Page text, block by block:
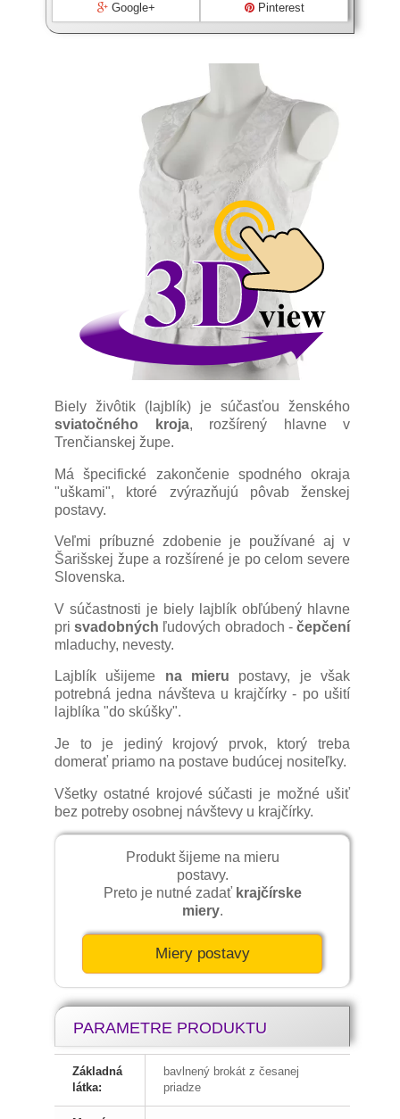
Google+ Pinterest
Biely živôtik (lajblík) je súčasťou ženského
sviatočného kroja, rozšírený hlavne v
Trenčianskej župe.
Má špecifické zakončenie spodného okraja
"uškami", ktoré zvýrazňujú pôvab ženskej
postavy.
Veľmi príbuzné zdobenie je používané aj v
Šarišskej župe a rozšírené je po celom severe
Slovenska.
V súčastnosti je biely lajblík obľúbený hlavne
prisvadobných ľudových obradoch -čepčení
mladuchy, nevesty.
Lajblík ušijeme na mieru postavy, je však
potrebná jedna návšteva u krajčírky - po ušití
lajblíka "do skúšky".
Je to je jediný krojový prvok, ktorý treba
domerať priamo na postave budúcej nositeľky.
Všetky ostatné krojové súčasti je možné ušiť
bez potreby osobnej návštevy u krajčírky.
Produkt šijeme na mieru
postavy.
Preto je nutné zadať krajčírske
miery.
Miery postavy
PARAMETRE PRODUKTU
Základná
látka:
bavlnený brokát z česanej
priadze